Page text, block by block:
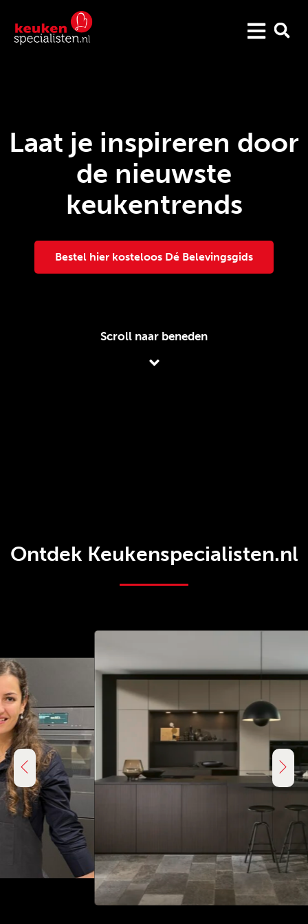
Laat je inspireren door
de nieuwste
keukentrends
Bestel hier kosteloos Dé Belevingsgids
Scroll naar beneden
Ontdek Keukenspecialisten.nl
KEUKENINSPIRATIE
laatste keukentrends